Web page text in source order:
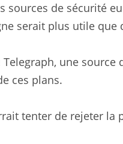
sources de sécurité
serait plus utile que
Telegraph, une
ces plans.
tenter de rejeter la